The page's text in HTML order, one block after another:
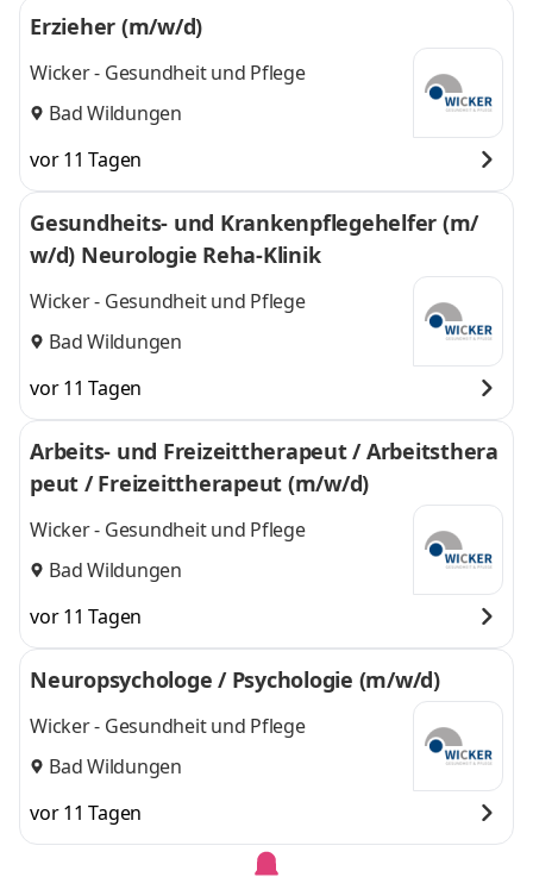
Erzieher (m/w/d)
Wicker - Gesundheit und Pflege
Bad Wildungen
vor 11 Tagen
Gesundheits- und Krankenpflegehelfer (m/
w/d) Neurologie Reha-Klinik
Wicker - Gesundheit und Pflege
Bad Wildungen
vor 11 Tagen
Arbeits- und Freizeittherapeut / Arbeitsthera
peut / Freizeittherapeut (m/w/d)
Wicker - Gesundheit und Pflege
Bad Wildungen
vor 11 Tagen
Neuropsychologe / Psychologie (m/w/d)
Wicker - Gesundheit und Pflege
Bad Wildungen
vor 11 Tagen